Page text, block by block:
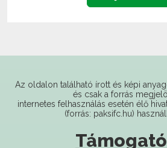
internetes felhasználás esetén élő
(forrás: paksifc.hu)